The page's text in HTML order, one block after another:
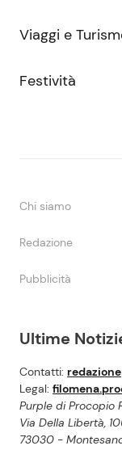
Ultime
Contatti:
Legal:
Purple di Procopio
Via Della Libertà,
73030 -
Viaggi e
Festività
Chi siamo
Redazione
Pubblicità